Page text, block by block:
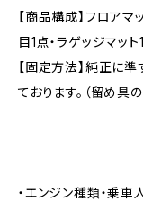
【商品構成】フロア
目1点・ラゲッジマット1
【固定方法】純正に
ております。（留め具
・エンジン種類・乗車